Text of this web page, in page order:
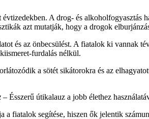
A drog- és alkoholfogyasztás
azt mutatják, hogy a drogok
és az önbecsülést. A fiatalok ki vannak
furdalás nélkül.
a sötét sikátorokra és az
– Ésszerű útikalauz a jobb élethez
fiatalok segítése, hiszen ők jelentik